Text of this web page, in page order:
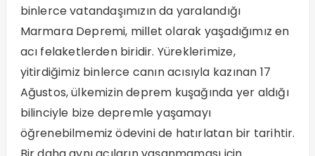
binlerce vatandaşımızın da yaralandığı
Marmara Depremi, millet olarak yaşadığımız en
acı felaketlerden biridir. Yüreklerimize,
yitirdiğimiz binlerce canın acısıyla kazınan 17
Ağustos, ülkemizin deprem kuşağında yer aldığı
bilinciyle bize depremle yaşamayı
öğrenebilmemiz ödevini de hatırlatan bir tarihtir.